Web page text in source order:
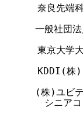
奈良先端科
一般社団法人
東京大学
KDDI(
(株)ユビテ
シニアコ